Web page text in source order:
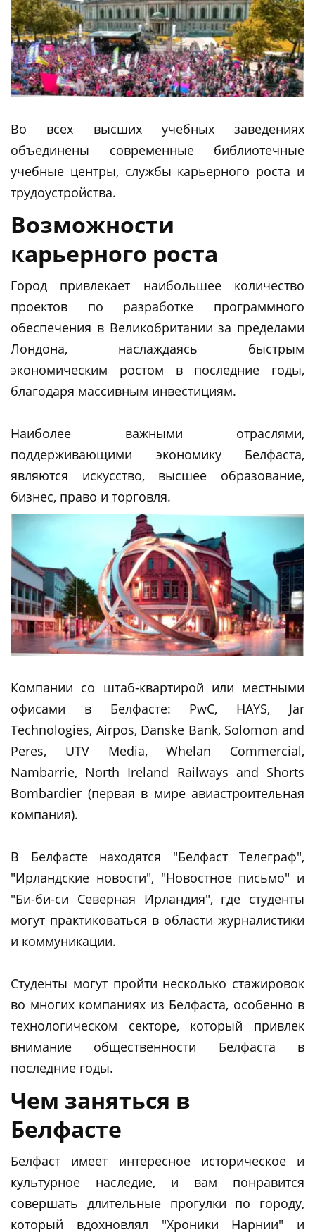
Во всех высших учебных заведениях
объединены современные библиотечные
учебные центры, службы карьерного роста и
трудоустройства.
Возможности
карьерного роста
Город привлекает наибольшее количество
проектов по разработке программного
обеспечения в Великобритании за пределами
Лондона, наслаждаясь быстрым
экономическим ростом в последние годы,
благодаря массивным инвестициям.
Наиболее важными отраслями,
поддерживающими экономику Белфаста,
являются искусство, высшее образование,
бизнес, право и торговля.
Компании со штаб-квартирой или местными
офисами в Белфасте: PwC, HAYS, Jar
Technologies, Airpos, Danske Bank, Solomon and
Peres, UTV Media, Whelan Commercial,
Nambarrie, North Ireland Railways and Shorts
Bombardier (первая в мире авиастроительная
компания).
В Белфасте находятся "Белфаст Телеграф",
"Ирландские новости", "Новостное письмо" и
"Би-би-си Северная Ирландия", где студенты
могут практиковаться в области журналистики
и коммуникации.
Студенты могут пройти несколько стажировок
во многих компаниях из Белфаста, особенно в
технологическом секторе, который привлек
внимание общественности Белфаста в
последние годы.
Чем заняться в
Белфасте
Белфаст имеет интересное историческое и
культурное наследие, и вам понравится
совершать длительные прогулки по городу,
который вдохновлял "Хроники Нарнии" и